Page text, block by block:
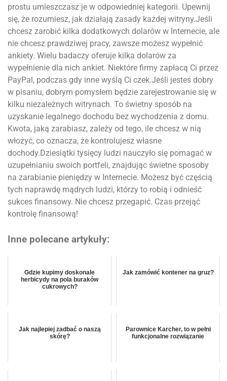
prostu umieszczasz je w odpowiedniej kategorii. Upewnij
się, że rozumiesz, jak działają zasady każdej witryny.Jeśli
chcesz zarobić kilka dodatkowych dolarów w Internecie, ale
nie chcesz prawdziwej pracy, zawsze możesz wypełnić
ankiety. Wielu badaczy oferuje kilka dolarów za
wypełnienie dla nich ankiet. Niektóre firmy zapłacą Ci przez
PayPal, podczas gdy inne wyślą Ci czek.Jeśli jesteś dobry
w pisaniu, dobrym pomysłem będzie zarejestrowanie się w
kilku niezależnych witrynach. To świetny sposób na
uzyskanie legalnego dochodu bez wychodzenia z domu.
Kwota, jaką zarabiasz, zależy od tego, ile chcesz w nią
włożyć, co oznacza, że ​​kontrolujesz własne
dochody.Dziesiątki tysięcy ludzi nauczyło się pomagać w
uzupełnianiu swoich portfeli, znajdując świetne sposoby
na zarabianie pieniędzy w Internecie. Możesz być częścią
tych naprawdę mądrych ludzi, którzy to robią i odnieść
sukces finansowy. Nie chcesz przegapić. Czas przejąć
kontrolę finansową!
Inne polecane artykuły:
Gdzie kupimy doskonale
herbicydy na pola buraków
cukrowych?
Jak zamówić kontener na gruz?
Jak najlepiej zadbać o naszą
skórę?
Parownice Karcher, to w pełni
funkcjonalne rozwiązanie